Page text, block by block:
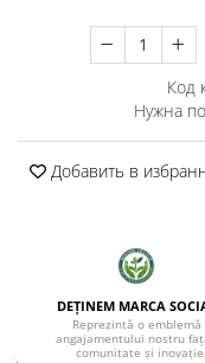
Код
Нужна
Добавить в
DEȚINEM MARCA
Reprezintă o emblemă
angajamentului nostru
comunitate și inovație.